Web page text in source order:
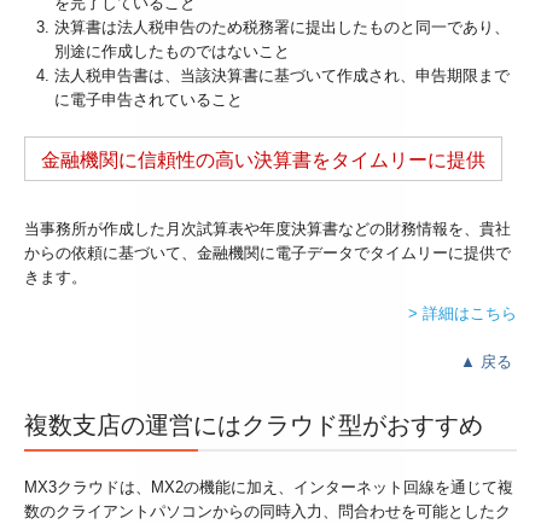
決算書は法人税申告のため税務署に提出したものと同一であり、
別途に作成したものではないこと
法人税申告書は、当該決算書に基づいて作成され、申告期限まで
に電子申告されていること
金融機関に信頼性の高い決算書をタイムリーに提供
当事務所が作成した月次試算表や年度決算書などの財務情報を、貴社
からの依頼に基づいて、金融機関に電子データでタイムリーに提供で
きます。
> 詳細はこちら
▲ 戻る
複数支店の運営にはクラウド型がおすすめ
MX3クラウドは、MX2の機能に加え、インターネット回線を通じて複
数のクライアントパソコンからの同時入力、問合わせを可能としたク